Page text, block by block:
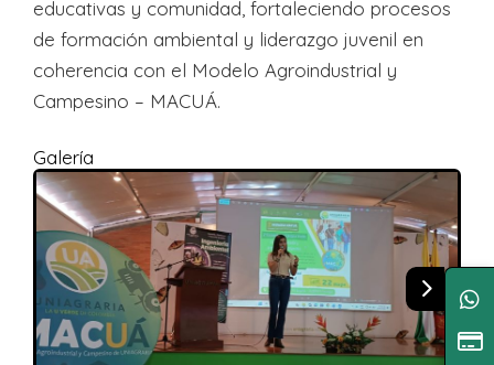
educativas y comunidad, fortaleciendo procesos
de formación ambiental y liderazgo juvenil en
coherencia con el Modelo Agroindustrial y
Campesino – MACUÁ.
Galería